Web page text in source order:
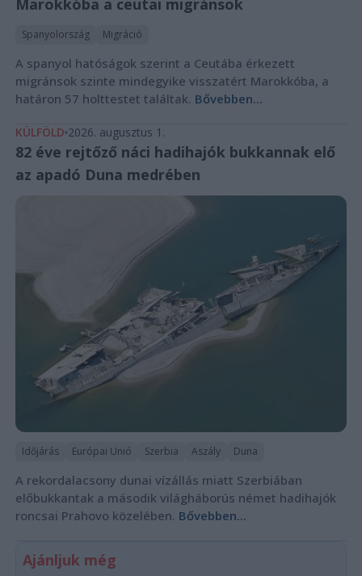
Marokkóba a ceutai migránsok
Spanyolország Migráció
A spanyol hatóságok szerint a Ceutába érkezett
migránsok szinte mindegyike visszatért Marokkóba, a
határon 57 holttestet találtak. Bővebben...
KÜLFÖLD 2026. augusztus 1.
82 éve rejtőző náci hadihajók bukkannak elő
az apadó Duna medrében
Időjárás Európai Unió Szerbia Aszály Duna
A rekordalacsony dunai vízállás miatt Szerbiában
előbukkantak a második világháborús német hadihajók
roncsai Prahovo közelében. Bővebben...
Ajánljuk még